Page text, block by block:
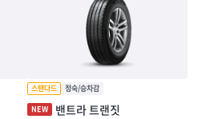
밴트라 트랜짓